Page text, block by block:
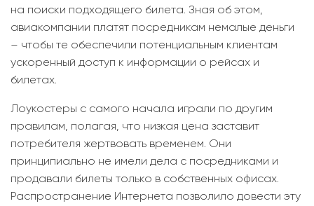
на поиски подходящего билета. Зная об этом,
авиакомпании платят посредникам немалые деньги
– чтобы те обеспечили потенциальным клиентам
ускоренный доступ к информации о рейсах и
билетах.
Лоукостеры с самого начала играли по другим
правилам, полагая, что низкая цена заставит
потребителя жертвовать временем. Они
принципиально не имели дела с посредниками и
продавали билеты только в собственных офисах.
Распространение Интернета позволило довести эту